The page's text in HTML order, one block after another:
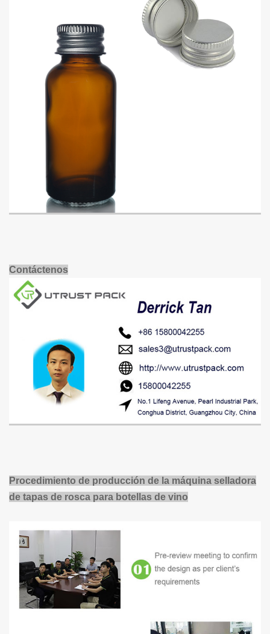
Contáctenos
Procedimiento de producción de la máquina selladora
de tapas de rosca para botellas de vino